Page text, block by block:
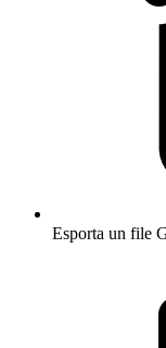
Esporta un file